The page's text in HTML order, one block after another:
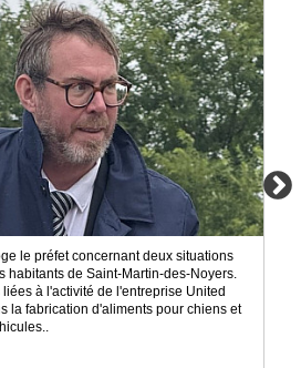
le préfet concernant deux situations
habitants de Saint-Martin-des-Noyers.
à l'activité de l'entreprise United
la fabrication d'aliments pour chiens et